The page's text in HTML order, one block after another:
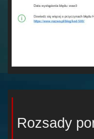
Rozsady